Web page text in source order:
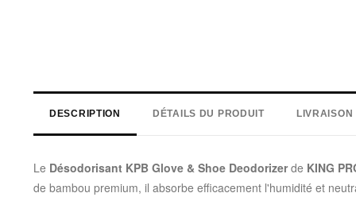
DESCRIPTION DÉTAILS DU PRODUIT LIVRAISON
Le Désodorisant KPB Glove & Shoe Deodorizer de KING
de bambou premium, il absorbe efficacement l'humidité et